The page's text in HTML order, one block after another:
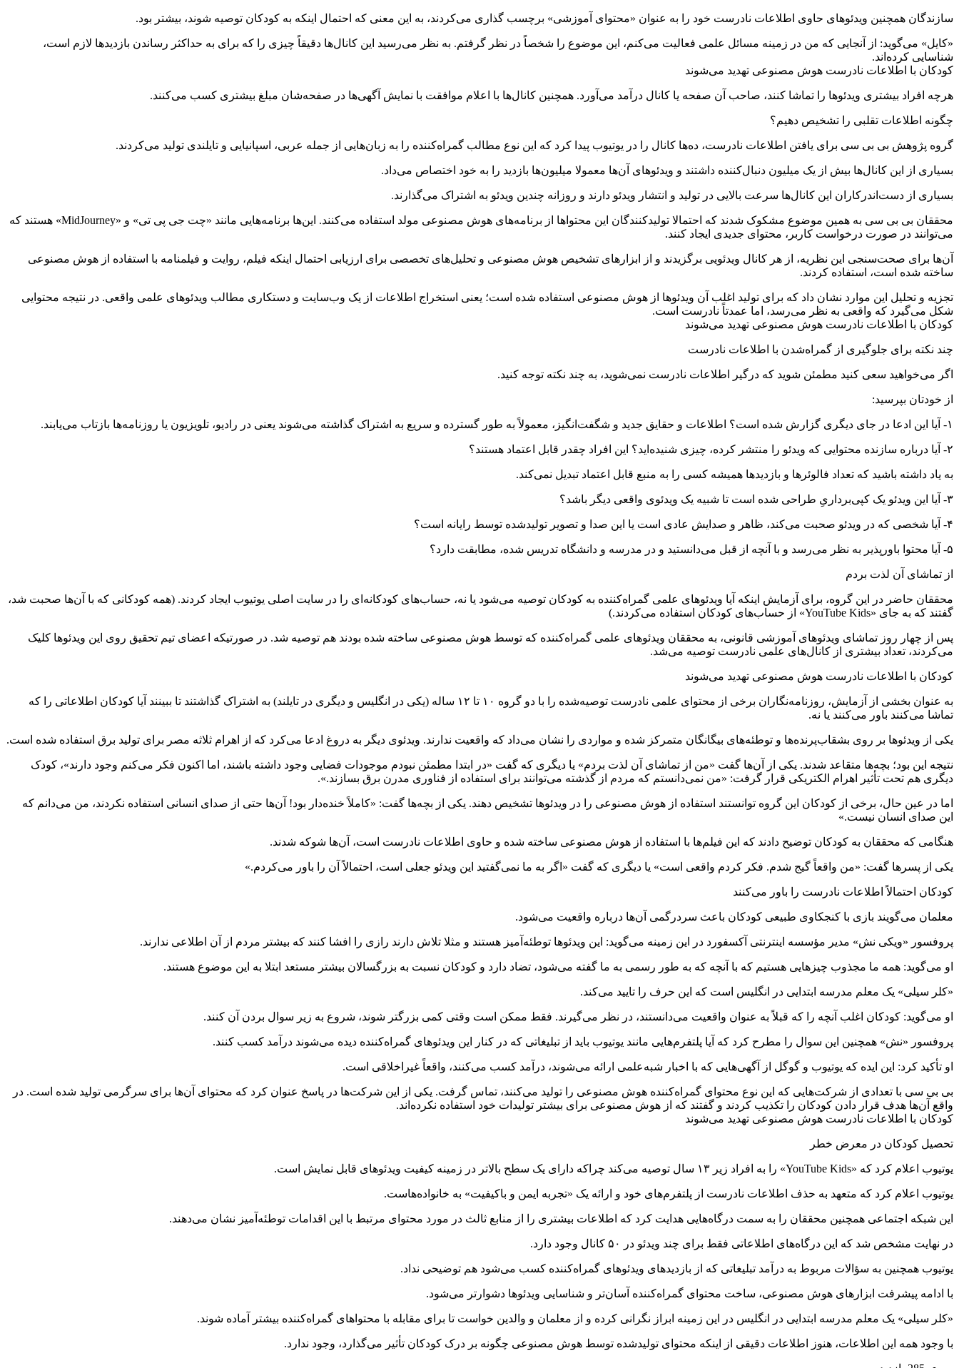
سازندگان همچنین ویدئو‌های حاوی اطلاعات نادرست خود را به عنوان «محتوای آموزشی» برچسب گذاری می‌کردند، به این معنی که احتمال اینکه به کودکان توصیه شوند، بیشتر بود.
«کایل» می‌گوید: از آنجایی که من در زمینه مسائل علمی فعالیت می‌کنم، این موضوع را شخصاً در نظر گرفتم. به نظر می‌رسید این کانال‌ها دقیقاً چیزی را که برای به حداکثر رساندن بازدید‌ها لازم است،
شناسایی کرده‌اند.
کودکان با اطلاعات نادرست هوش مصنوعی تهدید می‌شوند
هرچه افراد بیشتری ویدئو‌ها را تماشا کنند، صاحب آن صفحه یا کانال درآمد می‌آورد. همچنین کانال‌ها با اعلام موافقت با نمایش آگهی‌ها در صفحه‌شان مبلغ بیشتری کسب می‌کنند.
چگونه اطلاعات تقلبی را تشخیص دهیم؟
گروه پژوهش بی بی سی برای یافتن اطلاعات نادرست، ده‌ها کانال را در یوتیوب پیدا کرد که این نوع مطالب گمراه‌کننده را به زبان‌هایی از جمله عربی، اسپانیایی و تایلندی تولید می‌کردند.
بسیاری از این کانال‌ها بیش از یک میلیون دنبال‌کننده داشتند و ویدئو‌های آن‌ها معمولا میلیون‌ها بازدید را به خود اختصاص می‌داد.
بسیاری از دست‌اندرکاران این کانال‌ها سرعت بالایی در تولید و انتشار ویدئو دارند و روزانه چندین ویدئو به اشتراک می‌گذارند.
محققان بی بی سی به همین موضوع مشکوک شدند که احتمالا تولیدکنندگان این محتوا‌ها از برنامه‌های هوش مصنوعی مولد استفاده می‌کنند. این‌ها برنامه‌هایی مانند «چت جی پی تی» و «MidJourney» هستند که
می‌توانند در صورت درخواست کاربر، محتوای جدیدی ایجاد کنند.
آن‌ها برای صحت‌سنجی این نظریه، از هر کانال ویدئویی برگزیدند و از ابزار‌های تشخیص هوش مصنوعی و تحلیل‌های تخصصی برای ارزیابی احتمال اینکه فیلم، روایت و فیلمنامه با استفاده از هوش مصنوعی
ساخته شده است، استفاده کردند.
تجزیه و تحلیل این موارد نشان داد که برای تولید اغلب آن ویدئو‌ها از هوش مصنوعی استفاده شده است؛ یعنی استخراج اطلاعات از یک وب‌سایت و دستکاری مطالب ویدئو‌های علمی واقعی. در نتیجه محتوایی
شکل می‌گیرد که واقعی به نظر می‌رسد، اما عمدتاً نادرست است.
کودکان با اطلاعات نادرست هوش مصنوعی تهدید می‌شوند
چند نکته برای جلوگیری از گمراه‌شدن با اطلاعات نادرست
اگر می‌خواهید سعی کنید مطمئن شوید که درگیر اطلاعات نادرست نمی‌شوید، به چند نکته توجه کنید.
از خودتان بپرسید:
۱- آیا این ادعا در جای دیگری گزارش شده است؟ اطلاعات و حقایق جدید و شگفت‌انگیز، معمولاً به طور گسترده و سریع به اشتراک گذاشته می‌شوند یعنی در رادیو، تلویزیون یا روزنامه‌ها بازتاب می‌یابند.
۲- آیا درباره سازنده محتوایی که ویدئو را منتشر کرده، چیزی شنیده‌اید؟ این افراد چقدر قابل اعتماد هستند؟
به یاد داشته باشید که تعداد فالوئر‌ها و بازدید‌ها همیشه کسی را به منبع قابل اعتماد تبدیل نمی‌کند.
۳- آیا این ویدئو یک کپی‌برداریِ طراحی شده است تا شبیه یک ویدئوی واقعی دیگر باشد؟
۴- آیا شخصی که در ویدئو صحبت می‌کند، ظاهر و صدایش عادی است یا این صدا و تصویر تولیدشده توسط رایانه است؟
۵- آیا محتوا باورپذیر به نظر می‌رسد و با آنچه از قبل می‌دانستید و در مدرسه و دانشگاه تدریس شده، مطابقت دارد؟
از تماشای آن لذت بردم
محققان حاضر در این گروه، برای آزمایش اینکه آیا ویدئو‌های علمی گمراه‌کننده به کودکان توصیه می‌شود یا نه، حساب‌های کودکانه‌ای را در سایت اصلی یوتیوب ایجاد کردند. (همه کودکانی که با آن‌ها صحبت شد،
گفتند که به جای «YouTube Kids» از حساب‌های کودکان استفاده می‌کردند.)
پس از چهار روز تماشای ویدئو‌های آموزشی قانونی، به محققان ویدئو‌های علمی گمراه‌کننده که توسط هوش مصنوعی ساخته شده بودند هم توصیه شد. در صورتیکه اعضای تیم تحقیق روی این ویدئو‌ها کلیک
می‌کردند، تعداد بیشتری از کانال‌های علمی نادرست توصیه می‌شد.
کودکان با اطلاعات نادرست هوش مصنوعی تهدید می‌شوند
به عنوان بخشی از آزمایش، روزنامه‌نگاران برخی از محتوای علمی نادرست توصیه‌شده را با دو گروه ۱۰ تا ۱۲ ساله (یکی در انگلیس و دیگری در تایلند) به اشتراک گذاشتند تا ببینند آیا کودکان اطلاعاتی را که
تماشا می‌کنند باور می‌کنند یا نه.
یکی از ویدئو‌ها بر روی بشقاب‌پرنده‌ها و توطئه‌های بیگانگان متمرکز شده و مواردی را نشان می‌داد که واقعیت ندارند. ویدئوی دیگر به دروغ ادعا می‌کرد که از اهرام ثلاثه مصر برای تولید برق استفاده شده است.
نتیجه این بود؛ بچه‌ها متقاعد شدند. یکی از آن‌ها گفت «من از تماشای آن لذت بردم» یا دیگری که گفت «در ابتدا مطمئن نبودم موجودات فضایی وجود داشته باشند، اما اکنون فکر می‌کنم وجود دارند»، کودک
دیگری هم تحت تأثیر اهرام الکتریکی قرار گرفت: «من نمی‌دانستم که مردم از گذشته می‌توانند برای استفاده از فناوری مدرن برق بسازند.».
اما در عین حال، برخی از کودکان این گروه توانستند استفاده از هوش مصنوعی را در ویدئو‌ها تشخیص دهند. یکی از بچه‌ها گفت: «کاملاً خنده‌دار بود! آن‌ها حتی از صدای انسانی استفاده نکردند، من می‌دانم که
این صدای انسان نیست.»
هنگامی که محققان به کودکان توضیح دادند که این فیلم‌ها با استفاده از هوش مصنوعی ساخته شده و حاوی اطلاعات نادرست است، آن‌ها شوکه شدند.
یکی از پسر‌ها گفت: «من واقعاً گیج شدم. فکر کردم واقعی است» یا دیگری که گفت «اگر به ما نمی‌گفتید این ویدئو جعلی است، احتمالاً آن را باور می‌کردم.»
کودکان احتمالاً اطلاعات نادرست را باور می‌کنند
معلمان می‌گویند بازی با کنجکاوی طبیعی کودکان باعث سردرگمی آن‌ها درباره واقعیت می‌شود.
پروفسور «ویکی نش» مدیر مؤسسه اینترنتی آکسفورد در این زمینه می‌گوید: این ویدئو‌ها توطئه‌آمیز هستند و مثلا تلاش دارند رازی را افشا کنند که بیشتر مردم از آن اطلاعی ندارند.
او می‌گوید: همه ما مجذوب چیز‌هایی هستیم که با آنچه که به طور رسمی به ما گفته می‌شود، تضاد دارد و کودکان نسبت به بزرگسالان بیشتر مستعد ابتلا به این موضوع هستند.
«کلر سیلی» یک معلم مدرسه ابتدایی در انگلیس است که این حرف را تایید می‌کند.
او می‌گوید: کودکان اغلب آنچه را که قبلاً به عنوان واقعیت می‌دانستند، در نظر می‌گیرند. فقط ممکن است وقتی کمی بزرگتر شوند، شروع به زیر سوال بردن آن کنند.
پروفسور «نش» همچنین این سوال را مطرح کرد که آیا پلتفرم‌هایی مانند یوتیوب باید از تبلیغاتی که در کنار این ویدئو‌های گمراه‌کننده دیده می‌شوند درآمد کسب کنند.
او تأکید کرد: این ایده که یوتیوب و گوگل از آگهی‌هایی که با اخبار شبه‌علمی ارائه می‌شوند، درآمد کسب می‌کنند، واقعاً غیراخلاقی است.
بی بی سی با تعدادی از شرکت‌هایی که این نوع محتوای گمراه‌کننده هوش مصنوعی را تولید می‌کنند، تماس گرفت. یکی از این شرکت‌ها در پاسخ عنوان کرد که محتوای آن‌ها برای سرگرمی تولید شده است. در
واقع آن‌ها هدف قرار دادن کودکان را تکذیب کردند و گفتند که از هوش مصنوعی برای بیشتر تولیدات خود استفاده نکرده‌اند.
کودکان با اطلاعات نادرست هوش مصنوعی تهدید می‌شوند
تحصیل کودکان در معرض خطر
یوتیوب اعلام کرد که «YouTube Kids» را به افراد زیر ۱۳ سال توصیه می‌کند چراکه دارای یک سطح بالاتر در زمینه کیفیت ویدئو‌های قابل نمایش است.
یوتیوب اعلام کرد که متعهد به حذف اطلاعات نادرست از پلتفرم‌های خود و ارائه یک «تجربه ایمن و باکیفیت» به خانواده‌هاست.
این شبکه اجتماعی همچنین محققان را به سمت درگاه‌هایی هدایت کرد که اطلاعات بیشتری را از منابع ثالث در مورد محتوای مرتبط با این اقدامات توطئه‌آمیز نشان می‌دهند.
در نهایت مشخص شد که این درگاه‌های اطلاعاتی فقط برای چند ویدئو در ۵۰ کانال وجود دارد.
یوتیوب همچنین به سؤالات مربوط به درآمد تبلیغاتی که از بازدید‌های ویدئو‌های گمراه‌کننده کسب می‌شود هم توضیحی نداد.
با ادامه پیشرفت ابزار‌های هوش مصنوعی، ساخت محتوای گمراه‌کننده آسان‌تر و شناسایی ویدئو‌ها دشوارتر می‌شود.
«کلر سیلی» یک معلم مدرسه ابتدایی در انگلیس در این زمینه ابراز نگرانی کرده و از معلمان و والدین خواست تا برای مقابله با محتوا‌های گمراه‌کننده بیشتر آماده شوند.
با وجود همه این اطلاعات، هنوز اطلاعات دقیقی از اینکه محتوای تولیدشده توسط هوش مصنوعی چگونه بر درک کودکان تأثیر می‌گذارد، وجود ندارد.